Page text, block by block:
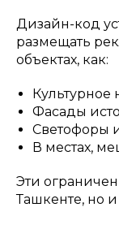
Дизайн-код
размещать
объектах, как:
Культурное
Фасады
Светофоры
В местах,
Эти
Ташкенте, но